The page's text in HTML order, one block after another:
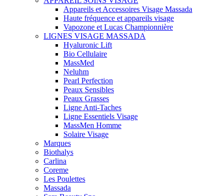
Appareils et Accessoires Visage Massada
Haute fréquence et appareils visage
Vapozone et Lucas Championnière
LIGNES VISAGE MASSADA
Hyaluronic Lift
Bio Cellulaire
MassMed
Neluhm
Pearl Perfection
Peaux Sensibles
Peaux Grasses
Ligne Anti-Taches
Ligne Essentiels Visage
MassMen Homme
Solaire Visage
Marques
Biothalys
Carlina
Coreme
Les Poulettes
Massada